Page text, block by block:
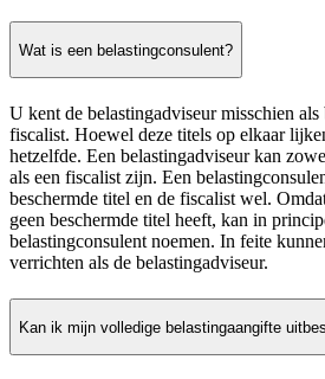
Wat is een belastingconsulent?
U kent de belastingadviseur misschien
fiscalist. Hoewel deze titels op elkaar
hetzelfde. Een belastingadviseur kan
als een fiscalist zijn. Een
beschermde titel en de fiscalist wel.
geen beschermde titel heeft, kan in
belastingconsulent noemen. In feite
verrichten als de belastingadviseur.
Kan ik mijn volledige belastingaangifte